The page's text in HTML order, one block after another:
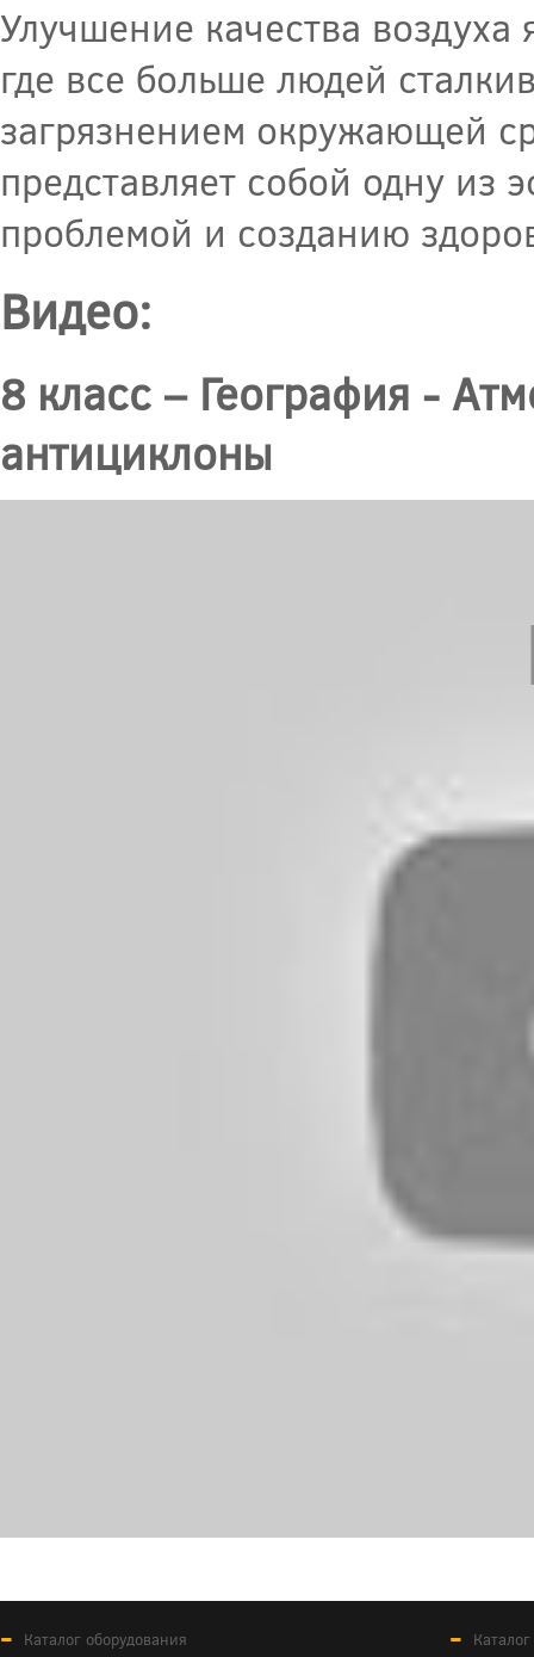
Улучшение качества
где все больше людей
загрязнением окружающей
представляет собой одну из
проблемой и созданию
Видео:
8 класс – География -
антициклоны
Каталог оборудования